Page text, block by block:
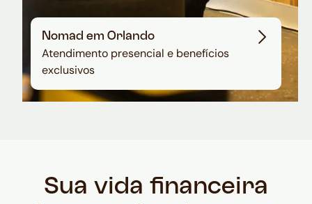
Nomad em Orlando
Atendimento presencial e benefícios
exclusivos
Sua vida financeira